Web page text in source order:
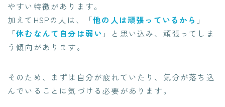
やすい特徴があります。
加えてHSPの人は、「他の人は頑張っているから 」
「休むなんて自分は弱い 」と思い込み、頑張ってしま
う傾向があります。
そのため、まずは自分が疲れていたり、気分が落ち込
んでいることに気づける必要があります。